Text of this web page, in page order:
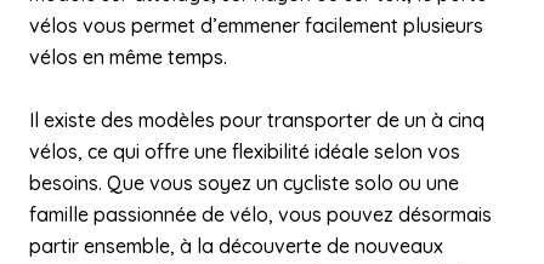
vélos vous permet d’emmener facilement plusieurs
vélos en même temps.
Il existe des modèles pour transporter de un à cinq
vélos, ce qui offre une flexibilité idéale selon vos
besoins. Que vous soyez un cycliste solo ou une
famille passionnée de vélo, vous pouvez désormais
partir ensemble, à la découverte de nouveaux